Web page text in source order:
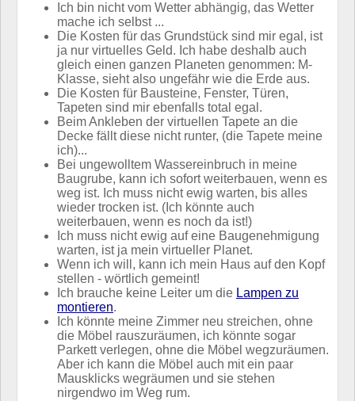
Ich bin nicht vom Wetter abhängig, das Wetter
mache ich selbst ...
Die Kosten für das Grundstück sind mir egal, ist
ja nur virtuelles Geld. Ich habe deshalb auch
gleich einen ganzen Planeten genommen: M-
Klasse, sieht also ungefähr wie die Erde aus.
Die Kosten für Bausteine, Fenster, Türen,
Tapeten sind mir ebenfalls total egal.
Beim Ankleben der virtuellen Tapete an die
Decke fällt diese nicht runter, (die Tapete meine
ich)...
Bei ungewolltem Wassereinbruch in meine
Baugrube, kann ich sofort weiterbauen, wenn es
weg ist. Ich muss nicht ewig warten, bis alles
wieder trocken ist. (Ich könnte auch
weiterbauen, wenn es noch da ist!)
Ich muss nicht ewig auf eine Baugenehmigung
warten, ist ja mein virtueller Planet.
Wenn ich will, kann ich mein Haus auf den Kopf
stellen - wörtlich gemeint!
Ich brauche keine Leiter um die Lampen zu
montieren.
Ich könnte meine Zimmer neu streichen, ohne
die Möbel rauszuräumen, ich könnte sogar
Parkett verlegen, ohne die Möbel wegzuräumen.
Aber ich kann die Möbel auch mit ein paar
Mausklicks wegräumen und sie stehen
nirgendwo im Weg rum.